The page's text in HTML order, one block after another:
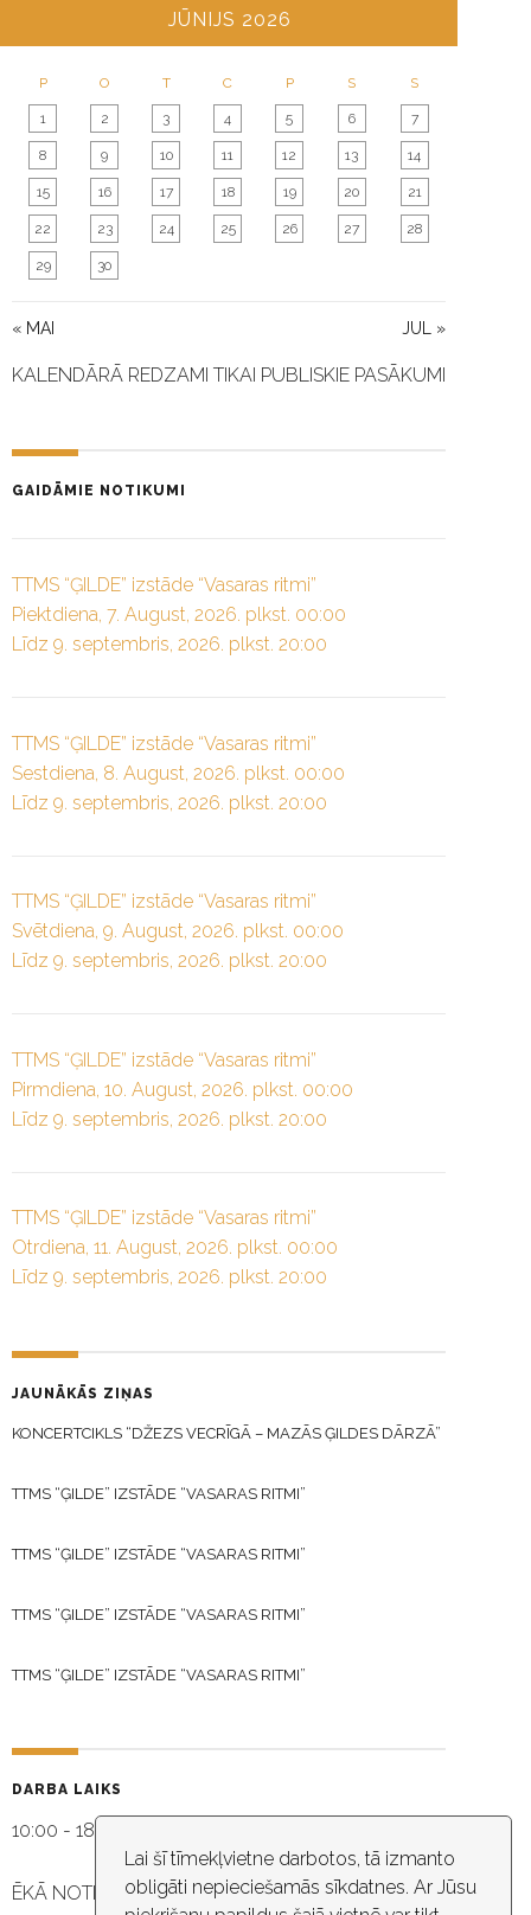
Lai šī tīmekļvietne darbotos, tā izmanto
obligāti nepieciešamās sīkdatnes. Ar Jūsu
O
N
JŪNIJS 2026
P O T C P S S
« MAI JUL »
1 2 3 4 5 6 7
8 9 10 11 12 13 14
15 16 17 18 19 20 21
22 23 24 25 26 27 28
29 30
KALENDĀRĀ REDZAMI TIKAI PUBLISKIE PASĀKUMI
GAIDĀMIE NOTIKUMI
TTMS “ĢILDE” izstāde “Vasaras ritmi”
Piektdiena, 7. August, 2026. plkst. 00:00
Līdz 9. septembris, 2026. plkst. 20:00
TTMS “ĢILDE” izstāde “Vasaras ritmi”
Sestdiena, 8. August, 2026. plkst. 00:00
Līdz 9. septembris, 2026. plkst. 20:00
TTMS “ĢILDE” izstāde “Vasaras ritmi”
Svētdiena, 9. August, 2026. plkst. 00:00
Līdz 9. septembris, 2026. plkst. 20:00
TTMS “ĢILDE” izstāde “Vasaras ritmi”
Pirmdiena, 10. August, 2026. plkst. 00:00
Līdz 9. septembris, 2026. plkst. 20:00
TTMS “ĢILDE” izstāde “Vasaras ritmi”
Otrdiena, 11. August, 2026. plkst. 00:00
Līdz 9. septembris, 2026. plkst. 20:00
JAUNĀKĀS ZIŅAS
KONCERTCIKLS “DŽEZS VECRĪGĀ – MAZĀS ĢILDES DĀRZĀ”
TTMS “ĢILDE” IZSTĀDE “VASARAS RITMI”
TTMS “ĢILDE” IZSTĀDE “VASARAS RITMI”
TTMS “ĢILDE” IZSTĀDE “VASARAS RITMI”
TTMS “ĢILDE” IZSTĀDE “VASARAS RITMI”
DARBA LAIKS
10:00 - 18:30
ĒKĀ NOTIEK VIDEO NOVĒROŠANA